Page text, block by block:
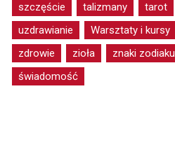
szczęście
talizmany
tarot
uzdrawianie
Warsztaty i kursy
zdrowie
zioła
znaki zodiaku
świadomość